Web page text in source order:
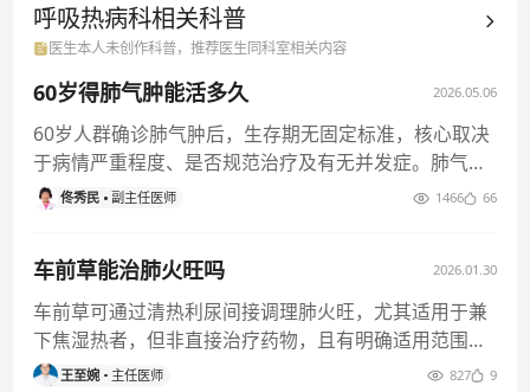
呼吸热病科相关科普
医生本人未创作科普，推荐医生同科室相关内容
60岁得肺气肿能活多久 2026.05.06
60岁人群确诊肺气肿后，生存期无固定标准，核心取决
于病情严重程度、是否规范治疗及有无并发症。肺气肿
是慢性阻塞性肺疾病的重
佟秀民 副主任医师 1466 66
车前草能治肺火旺吗 2026.01.30
车前草可通过清热利尿间接调理肺火旺，尤其适用于兼
下焦湿热者，但非直接治疗药物，且有明确适用范围。
肺火重症、虚火及脾胃虚寒
王至婉 主任医师 827 9